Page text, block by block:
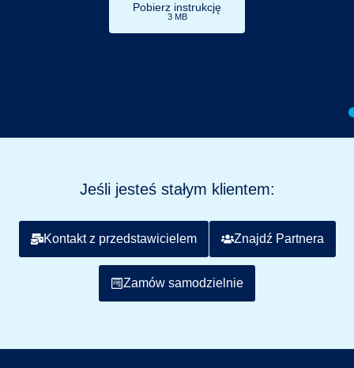
Pobierz instrukcję
3 MB
Jeśli jesteś stałym klientem:
Kontakt z przedstawicielem Znajdź Partnera
Zamów samodzielnie